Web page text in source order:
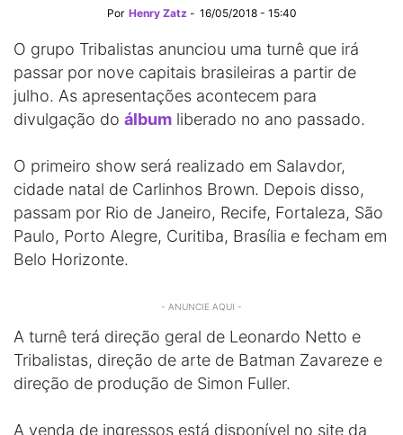
Por Henry Zatz - 16/05/2018 - 15:40
O grupo Tribalistas anunciou uma turnê que irá
passar por nove capitais brasileiras a partir de
julho. As apresentações acontecem para
divulgação do álbum liberado no ano passado.
O primeiro show será realizado em Salavdor,
cidade natal de Carlinhos Brown. Depois disso,
passam por Rio de Janeiro, Recife, Fortaleza, São
Paulo, Porto Alegre, Curitiba, Brasília e fecham em
Belo Horizonte.
- ANUNCIE AQUI -
A turnê terá direção geral de Leonardo Netto e
Tribalistas, direção de arte de Batman Zavareze e
direção de produção de Simon Fuller.
A venda de ingressos está disponível no site da